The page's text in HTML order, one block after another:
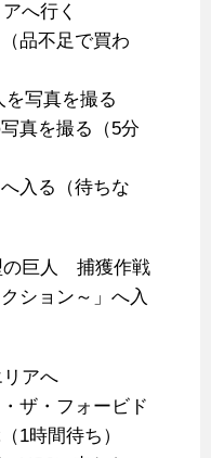
へ行く
品不足で買わ
を写真を撮る
真を撮る（5分
入る（待ちな
の巨人 捕獲作戦
ション～」へ入
アへ
ザ・フォービド
1時間待ち）